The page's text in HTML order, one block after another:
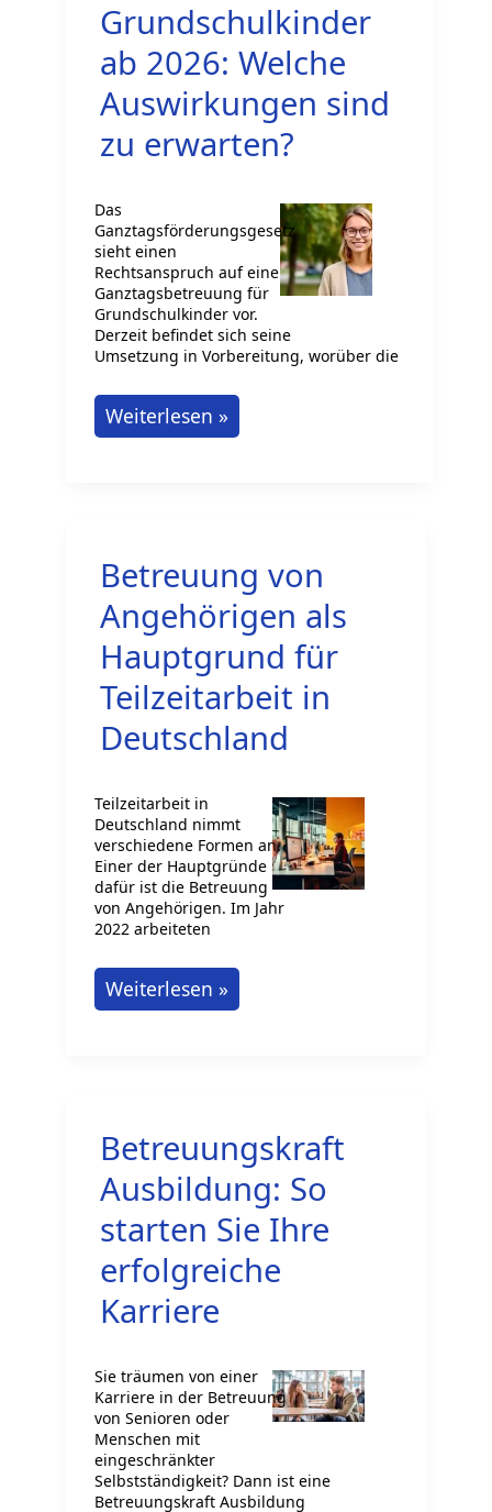
Jugendliche
Grundschulkinder
ab 2026: Welche
Auswirkungen sind
zu erwarten?
Das
Ganztagsförderungsgesetz
sieht einen
Rechtsanspruch auf eine
Ganztagsbetreuung für
Grundschulkinder vor.
Derzeit befindet sich seine
Umsetzung in Vorbereitung, worüber die
Ganztagsbetreuung
für
Welche
Auswirkungen
sind
zu
erwarten?
Weiterlesen »
Betreuung von
Angehörigen als
Hauptgrund für
Teilzeitarbeit in
Deutschland
Teilzeitarbeit in
Deutschland nimmt
verschiedene Formen an.
Einer der Hauptgründe
dafür ist die Betreuung
von Angehörigen. Im Jahr
2022 arbeiteten
Betreuung
für
Teilzeitarbeit
Deutschland
Weiterlesen »
Betreuungskraft
Ausbildung: So
starten Sie Ihre
erfolgreiche
Karriere
Sie träumen von einer
Karriere in der Betreuung
von Senioren oder
Menschen mit
eingeschränkter
Selbstständigkeit? Dann ist eine
Betreuungskraft Ausbildung